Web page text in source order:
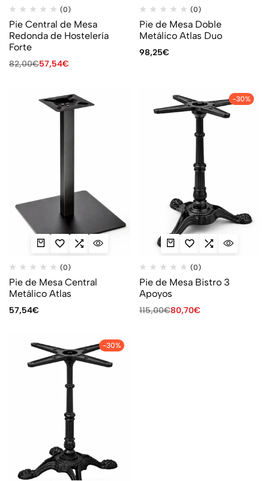
(0)
Pie Central de Mesa
Redonda de Hostelería
Forte
82,00€57,54€
(0)
Pie de Mesa Doble
Metálico Atlas Duo
98,25€
(0)
Pie de Mesa Central
Metálico Atlas
57,54€
-30%
(0)
Pie de Mesa Bistro 3
Apoyos
115,00€80,70€
-30%